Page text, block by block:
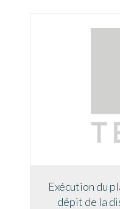
Exécution du
dépit de la